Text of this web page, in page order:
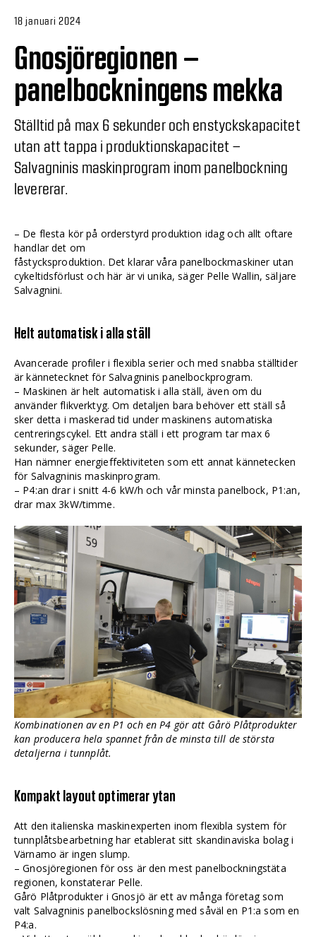
18 januari 2024
Gnosjöregionen –
panelbockningens mekka
Ställtid på max 6 sekunder och enstyckskapacitet
utan att tappa i produktionskapacitet –
Salvagninis maskinprogram inom panelbockning
levererar.
– De flesta kör på orderstyrd produktion idag och allt oftare
handlar det om
fåstycksproduktion. Det klarar våra panelbockmaskiner utan
cykeltidsförlust och här är vi unika, säger Pelle Wallin, säljare
Salvagnini.
Helt automatisk i alla ställ
Avancerade profiler i flexibla serier och med snabba ställtider
är kännetecknet för Salvagninis panelbockprogram.
– Maskinen är helt automatisk i alla ställ, även om du
använder flikverktyg. Om detaljen bara behöver ett ställ så
sker detta i maskerad tid under maskinens automatiska
centreringscykel. Ett andra ställ i ett program tar max 6
sekunder, säger Pelle.
Han nämner energieffektiviteten som ett annat kännetecken
för Salvagninis maskinprogram.
– P4:an drar i snitt 4-6 kW/h och vår minsta panelbock, P1:an,
drar max 3kW/timme.
Kombinationen av en P1 och en P4 gör att Gårö Plåtprodukter
kan producera hela spannet från de minsta till de största
detaljerna i tunnplåt.
Kompakt layout optimerar ytan
Att den italienska maskinexperten inom flexibla system för
tunnplåtsbearbetning har etablerat sitt skandinaviska bolag i
Värnamo är ingen slump.
– Gnosjöregionen för oss är den mest panelbockningstäta
regionen, konstaterar Pelle.
Gårö Plåtprodukter i Gnosjö är ett av många företag som
valt Salvagninis panelbockslösning med såväl en P1:a som en
P4:a.